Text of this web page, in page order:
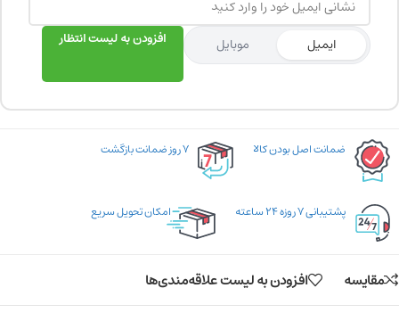
ایمیل موبایل افزودن به لیست انتظار
ضمانت اصل بودن کالا ۷ روز ضمانت بازگشت
پشتیبانی ۷ روزه ۲۴ ساعته امکان تحویل سریع
مقایسه افزودن به لیست علاقه‌مندی‌ها